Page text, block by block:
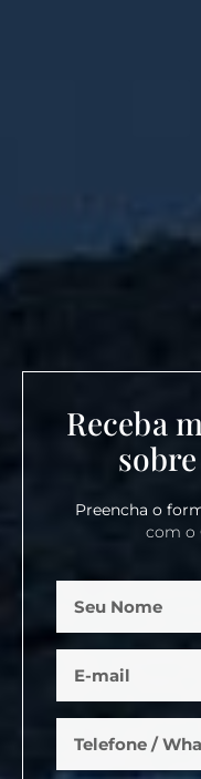
Receba
Preencha o
com o